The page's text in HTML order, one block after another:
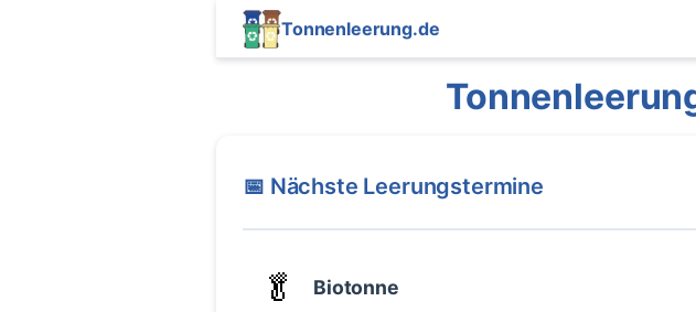
Tonnenleerung.de
📅 Nächste Leerungstermine
🥬 Biotonne